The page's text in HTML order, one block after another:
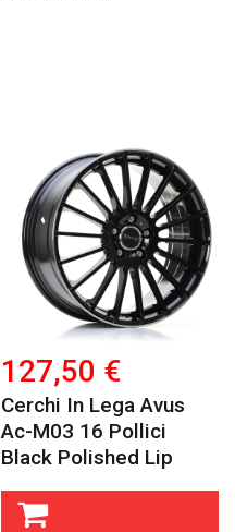
127,50 €
Cerchi In Lega Avus
Ac-M03 16 Pollici
Black Polished Lip